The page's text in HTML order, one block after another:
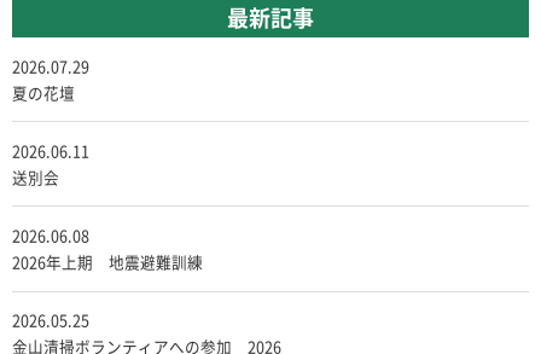
最新記事
2026.07.29
夏の花壇
2026.06.11
送別会
2026.06.08
2026年上期 地震避難訓練
2026.05.25
金山清掃ボランティアへの参加 2026